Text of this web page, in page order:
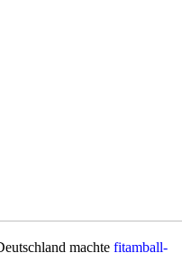
machte fitamball-